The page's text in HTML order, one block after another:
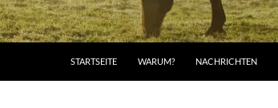
STARTSEITE WARUM? NACHRICHTEN